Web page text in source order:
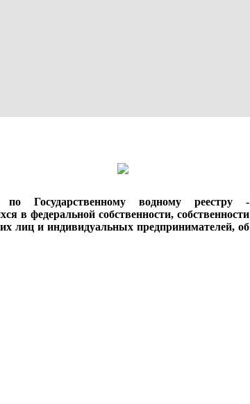
Государственному водному реестру -
в федеральной собственности, собственности
лиц и индивидуальных предпринимателей, об